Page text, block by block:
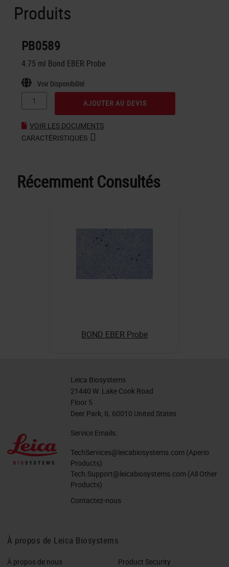
Produits
PB0589
4.75 ml Bond EBER Probe
Voir Disponibilité
AJOUTER AU DEVIS
VOIR LES DOCUMENTS
CARACTÉRISTIQUES
Récemment Consultés
BOND EBER Probe
Leica Biosystems
21440 W. Lake Cook Road
Floor 5
Deer Park, IL 60010 United States
Service Emails:
TechServices@leicabiosystems.com (Aperio
Products)
Tech.Support@leicabiosystems.com (All Other
Products)
Contactez-nous
À propos de Leica Biosystems
À propos de nous
Product Security